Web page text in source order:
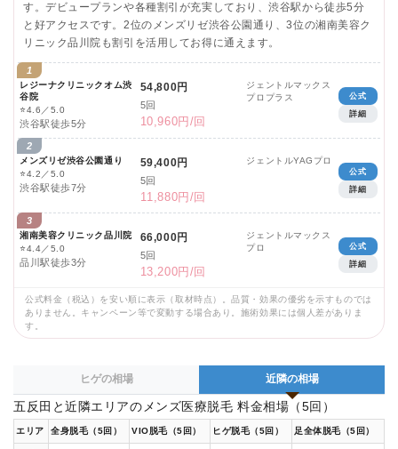
す。デビュープランや各種割引が充実しており、渋谷駅から徒歩5分
と好アクセスです。2位のメンズリゼ渋谷公園通り、3位の湘南美容ク
リニック品川院も割引を活用してお得に通えます。
1
レジーナクリニックオム渋
谷院
⭐4.6／5.0
渋谷駅徒歩5分
54,800円
5回
10,960円/回
ジェントルマックス
プロプラス
公式
詳細
2
メンズリゼ渋谷公園通り
⭐4.2／5.0
渋谷駅徒歩7分
59,400円
5回
11,880円/回
ジェントルYAGプロ
公式
詳細
3
湘南美容クリニック品川院
⭐4.4／5.0
品川駅徒歩3分
66,000円
5回
13,200円/回
ジェントルマックス
プロ
公式
詳細
公式料金（税込）を安い順に表示（取材時点）。品質・効果の優劣を示すものでは
ありません。キャンペーン等で変動する場合あり。施術効果には個人差がありま
す。
ヒゲの相場 近隣の相場
五反田と近隣エリアのメンズ医療脱毛 料金相場（5回）
エリア 全身脱毛（5回） VIO脱毛（5回） ヒゲ脱毛（5回） 足全体脱毛（5回）